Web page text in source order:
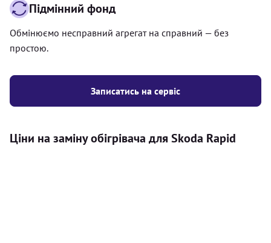
Записатись на сервіс
Підмінний фонд
Обмінюємо несправний агрегат на справний — без
простою.
Ціни на заміну обігрівача для Skoda Rapid